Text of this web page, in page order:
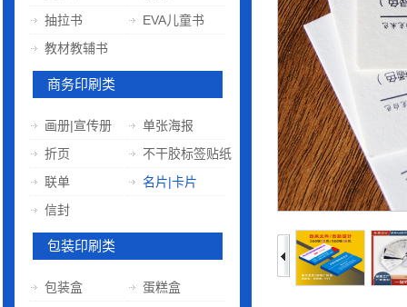
抽拉书
EVA儿童书
教材教辅书
商务印刷类
画册|宣传册
单张海报
折页
不干胶标签贴纸
联单
名片|卡片
信封
包装印刷类
包装盒
蛋糕盒